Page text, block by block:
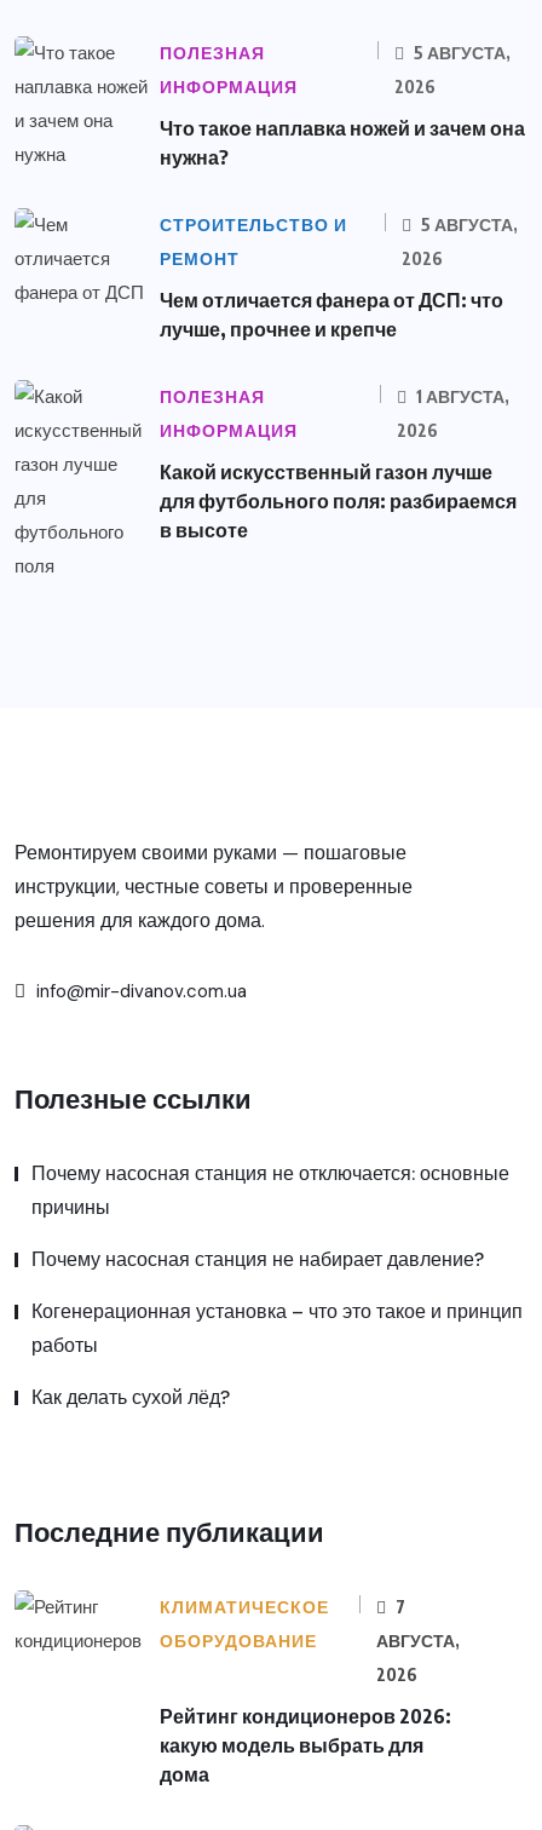
ПОЛЕЗНАЯ
ИНФОРМАЦИЯ
5 АВГУСТА,
2026
Что такое наплавка ножей и зачем она
нужна?
СТРОИТЕЛЬСТВО И
РЕМОНТ
5 АВГУСТА,
2026
Чем отличается фанера от ДСП: что
лучше, прочнее и крепче
ПОЛЕЗНАЯ
ИНФОРМАЦИЯ
1 АВГУСТА,
2026
Какой искусственный газон лучше
для футбольного поля: разбираемся
в высоте
Ремонтируем своими руками — пошаговые
инструкции, честные советы и проверенные
решения для каждого дома.
info@mir-divanov.com.ua
Полезные ссылки
Почему насосная станция не отключается: основные
причины
Почему насосная станция не набирает давление?
Когенерационная установка – что это такое и принцип
работы
Как делать сухой лёд?
Последние публикации
КЛИМАТИЧЕСКОЕ
ОБОРУДОВАНИЕ
7
АВГУСТА,
2026
Рейтинг кондиционеров 2026:
какую модель выбрать для
дома